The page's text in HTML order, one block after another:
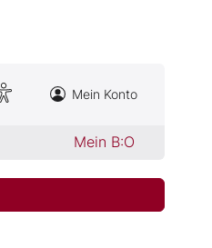
Mein Konto
Mein B:O